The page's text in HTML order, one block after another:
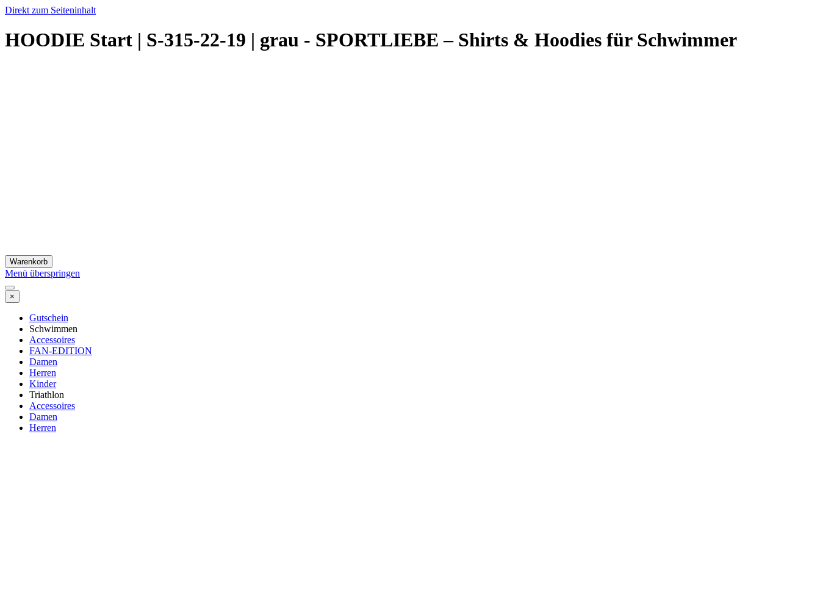
Direkt zum Seiteninhalt
HOODIE Start | S-315-22-19 | grau - SPORTLIEBE – Shirts & Hoodies für Schwimmer
Warenkorb
Menü überspringen
×
Gutschein
Schwimmen
Accessoires
FAN-EDITION
Damen
Herren
Kinder
Triathlon
Accessoires
Damen
Herren